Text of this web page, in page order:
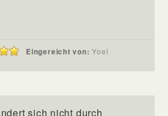
Eingereicht von:Yoel
sich nicht durch